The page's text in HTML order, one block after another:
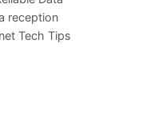
reception
Tech Tips